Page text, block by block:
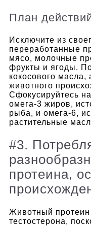
План
Исключите из
переработанные
мясо, молочные
фрукты и ягоды.
кокосового масла,
животного
Сфокусируйтесь
омега-3 жиров,
рыба, и омега-6,
растительные
#3.
протеина,
Животный протеин
тестостерона,